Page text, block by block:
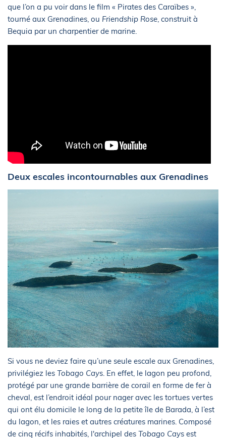
que l’on a pu voir dans le film « Pirates des Caraïbes »,
tourné aux Grenadines, ou Friendship Rose , construit à
Bequia par un charpentier de marine.
Deux escales incontournables aux Grenadines
Si vous ne deviez faire qu’une seule escale aux Grenadines,
privilégiez les Tobago Cays. En effet, le lagon peu profond,
protégé par une grande barrière de corail en forme de fer à
cheval, est l’endroit idéal pour nager avec les tortues vertes
qui ont élu domicile le long de la petite île de Barada, à l’est
du lagon, et les raies et autres créatures marines. Composé
de cinq récifs inhabités, l'archipel des Tobago Cays est